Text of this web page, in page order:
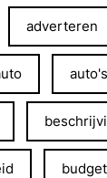
adverteren
auto's
budget